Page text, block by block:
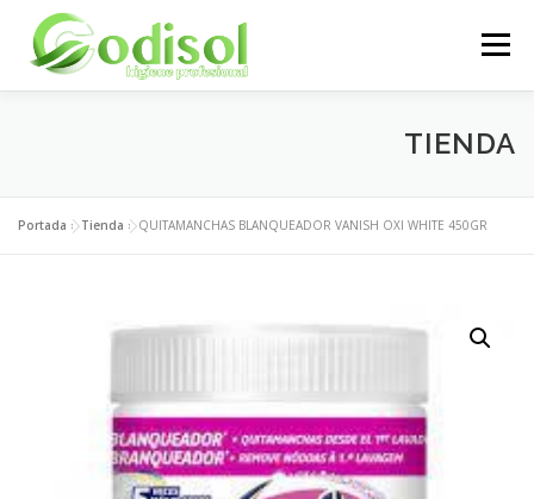
contenido
Menú
ÁREA CLIENTES CONTACTO
TIENDA
Portada »Tienda »QUITAMANCHAS BLANQUEADOR VANISH OXI WHITE 450GR